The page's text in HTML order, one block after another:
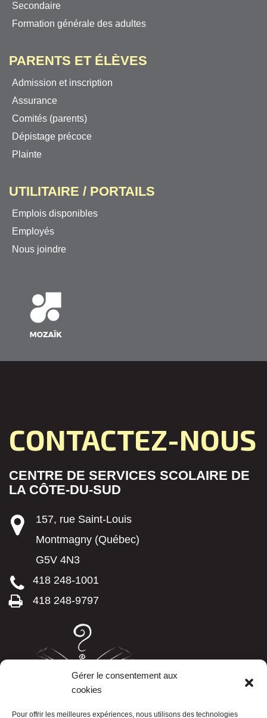
Gérer le consentement aux
cookies
Pour offrir les meilleures expériences, nous utilisons des technologies
Secondaire
Formation générale des adultes
PARENTS ET ÉLÈVES
Admission et inscription
Assurance
Comités (parents)
Dépistage précoce
Plainte
UTILITAIRE / PORTAILS
Emplois disponibles
Employés
Nous joindre
CONTACTEZ-NOUS
CENTRE DE SERVICES SCOLAIRE DE
LA CÔTE-DU-SUD
157, rue Saint-Louis
Montmagny (Québec)
G5V 4N3
418 248-1001
418 248-9797
LISTE TÉLÉPHONIQUE